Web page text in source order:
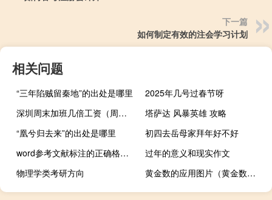
下一篇
如何制定有效的注会学习计划
相关问题
“三年陷贼留秦地”的出处是哪里
2025年几号过春节呀
深圳周末加班几倍工资（周末加班几倍工资）
塔萨达 风暴英雄 攻略
“凰兮归去来”的出处是哪里
初四去岳母家拜年好不好
word参考文献标注的正确格式（word参考文献标注）
过年的意义和现实作文
物理学类考研方向
黄金数的应用图片（黄金数的应用）